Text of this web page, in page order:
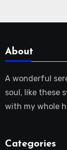
About
A wonderful
soul, like these
with my whole
Categories